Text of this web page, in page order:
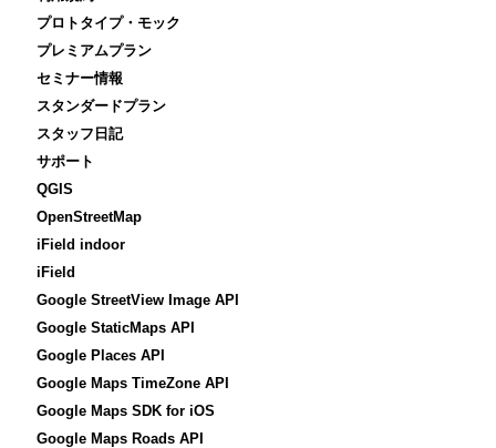
プロトタイプ・モック
プレミアムプラン
セミナー情報
スタンダードプラン
スタッフ日記
サポート
QGIS
OpenStreetMap
iField indoor
iField
Google StreetView Image API
Google StaticMaps API
Google Places API
Google Maps TimeZone API
Google Maps SDK for iOS
Google Maps Roads API